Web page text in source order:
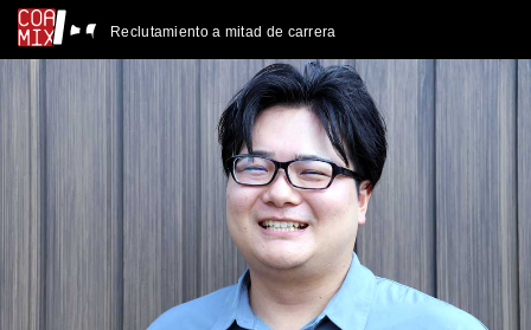
Reclutamiento a mitad de carrera